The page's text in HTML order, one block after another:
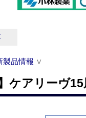
製品情報 ∨
】ケアリーヴ